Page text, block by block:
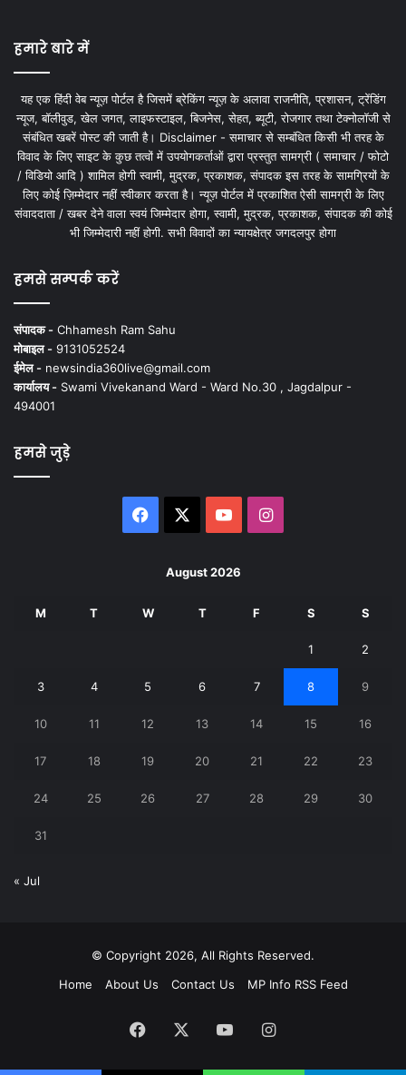
हमारे बारे में
यह एक हिंदी वेब न्यूज़ पोर्टल है जिसमें ब्रेकिंग न्यूज़ के अलावा राजनीति, प्रशासन, ट्रेंडिंग
न्यूज, बॉलीवुड, खेल जगत, लाइफस्टाइल, बिजनेस, सेहत, ब्यूटी, रोजगार तथा टेक्नोलॉजी से
संबंधित खबरें पोस्ट की जाती है। Disclaimer - समाचार से सम्बंधित किसी भी तरह के
विवाद के लिए साइट के कुछ तत्वों में उपयोगकर्ताओं द्वारा प्रस्तुत सामग्री ( समाचार / फोटो
/ विडियो आदि ) शामिल होगी स्वामी, मुद्रक, प्रकाशक, संपादक इस तरह के सामग्रियों के
लिए कोई ज़िम्मेदार नहीं स्वीकार करता है। न्यूज़ पोर्टल में प्रकाशित ऐसी सामग्री के लिए
संवाददाता / खबर देने वाला स्वयं जिम्मेदार होगा, स्वामी, मुद्रक, प्रकाशक, संपादक की कोई
भी जिम्मेदारी नहीं होगी. सभी विवादों का न्यायक्षेत्र जगदलपुर होगा
हमसे सम्पर्क करें
संपादक - Chhamesh Ram Sahu
मोबाइल - 9131052524
ईमेल - newsindia360live@gmail.com
कार्यालय - Swami Vivekanand Ward - Ward No.30 , Jagdalpur -
494001
हमसे जुड़े
Facebook YouTubeInstagram
August 2026
M T W T F S S
1 2
3 4 5 6 7 8 9
10 11 12 13 14 15 16
17 18 19 20 21 22 23
24 25 26 27 28 29 30
31
« Jul
© Copyright 2026, All Rights Reserved.
Home
About Us Contact Us MP Info RSS Feed
Facebook YouTubeInstagram